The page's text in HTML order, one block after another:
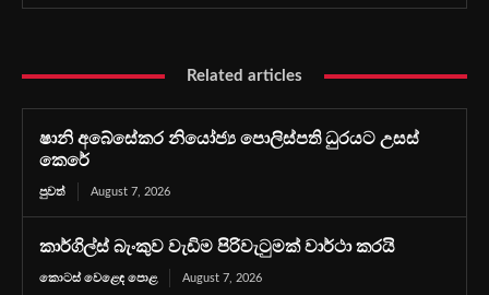
Related articles
ෂානි අබේසේකර නියෝජ්‍ය පොලිස්පති ධුරයට උසස්
කෙරේ
පුවත් August 7, 2026
කාර්ගිල්ස් බැංකුව වැඩිම පිරිවැටුමක් වාර්ථා කරයි
කොටස් වෙළෙඳ පොළ August 7, 2026